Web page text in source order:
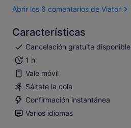
Abrir los 6 comentarios de Viator
Características
Cancelación gratuita disponible
1 h
Vale móvil
Sáltate la cola
Confirmación instantánea
Varios idiomas